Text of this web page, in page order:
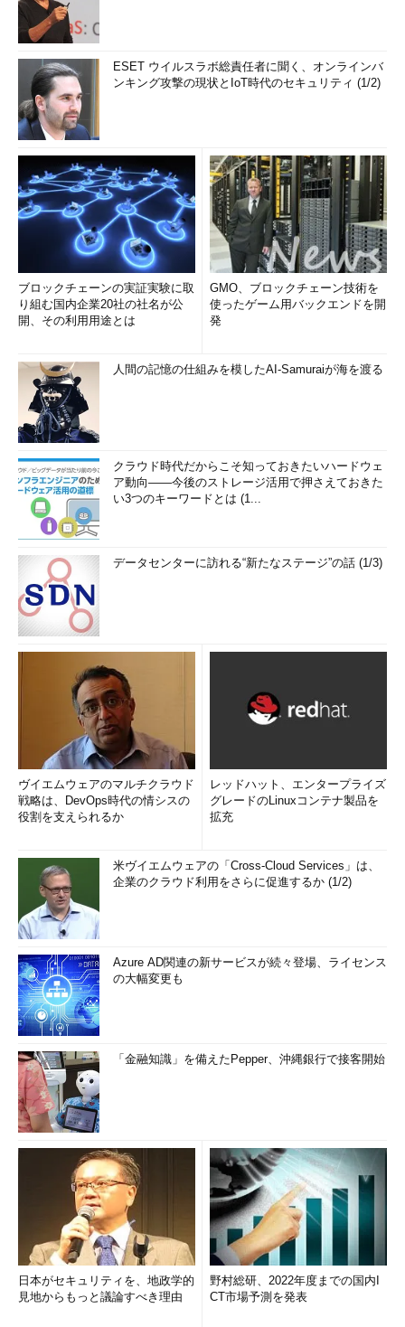
ESET ウイルスラボ総責任者に聞く、オンラインバ
ンキング攻撃の現状とIoT時代のセキュリティ (1/2)
ブロックチェーンの実証実験に取
り組む国内企業20社の社名が公
開、その利用用途とは
GMO、ブロックチェーン技術を
使ったゲーム用バックエンドを開
発
人間の記憶の仕組みを模したAI-Samuraiが海を渡る
クラウド時代だからこそ知っておきたいハードウェ
ア動向――今後のストレージ活用で押さえておきた
い3つのキーワードとは (1...
データセンターに訪れる“新たなステージ”の話 (1/3)
ヴイエムウェアのマルチクラウド
戦略は、DevOps時代の情シスの
役割を支えられるか
レッドハット、エンタープライズ
グレードのLinuxコンテナ製品を
拡充
米ヴイエムウェアの「Cross-Cloud Services」は、
企業のクラウド利用をさらに促進するか (1/2)
Azure AD関連の新サービスが続々登場、ライセンス
の大幅変更も
「金融知識」を備えたPepper、沖縄銀行で接客開始
日本がセキュリティを、地政学的
見地からもっと議論すべき理由
野村総研、2022年度までの国内I
CT市場予測を発表